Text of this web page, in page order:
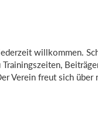
willkommen.
Verein freut sich